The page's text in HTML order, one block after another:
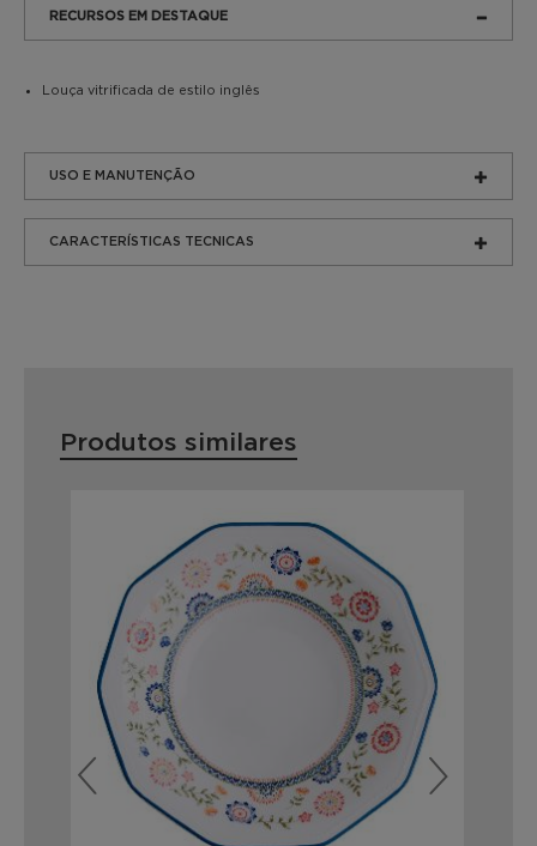
RECURSOS EM DESTAQUE
Louça vitrificada de estilo inglês
USO E MANUTENÇÃO
CARACTERÍSTICAS TECNICAS
Produtos similares